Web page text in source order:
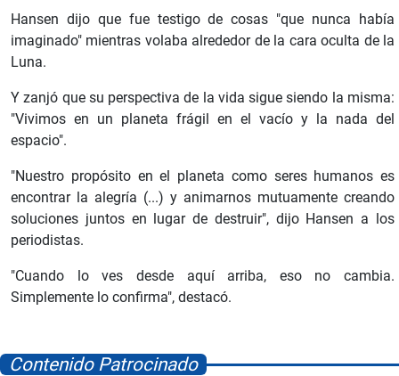
Hansen dijo que fue testigo de cosas "que nunca había
imaginado" mientras volaba alrededor de la cara oculta de la
Luna.
Y zanjó que su perspectiva de la vida sigue siendo la misma:
"Vivimos en un planeta frágil en el vacío y la nada del
espacio".
"Nuestro propósito en el planeta como seres humanos es
encontrar la alegría (...) y animarnos mutuamente creando
soluciones juntos en lugar de destruir", dijo Hansen a los
periodistas.
"Cuando lo ves desde aquí arriba, eso no cambia.
Simplemente lo confirma", destacó.
Contenido Patrocinado